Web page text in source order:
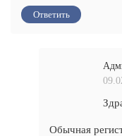
Ответить
Обычная